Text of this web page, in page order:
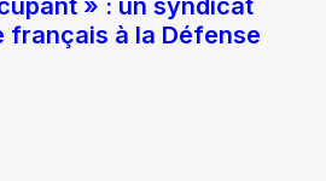
» : un syndicat
français à la Défense